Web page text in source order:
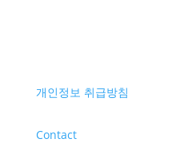
개인정보 취급방침
Contact